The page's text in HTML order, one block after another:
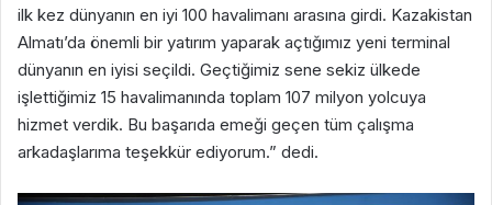
ilk kez dünyanın en iyi 100 havalimanı arasına girdi. Kazakistan
Almatı’da önemli bir yatırım yaparak açtığımız yeni terminal
dünyanın en iyisi seçildi. Geçtiğimiz sene sekiz ülkede
işlettiğimiz 15 havalimanında toplam 107 milyon yolcuya
hizmet verdik. Bu başarıda emeği geçen tüm çalışma
arkadaşlarıma teşekkür ediyorum.” dedi.